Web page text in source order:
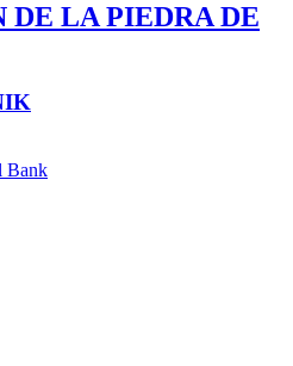
LA PIEDRA DE